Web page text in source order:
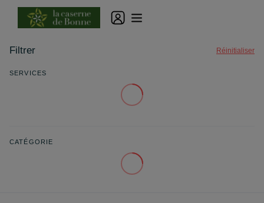
Filtrer Réinitialiser
SERVICES
CATÉGORIE